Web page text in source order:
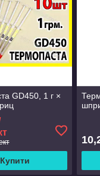
GD450, 1 г ×
Купити